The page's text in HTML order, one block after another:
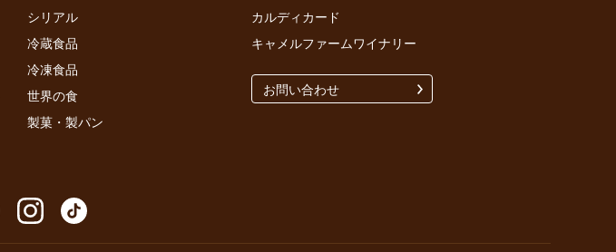
シリアル
冷蔵食品
冷凍食品
世界の食
製菓・製パン
カルディカード
キャメルファームワイナリー
お問い合わせ